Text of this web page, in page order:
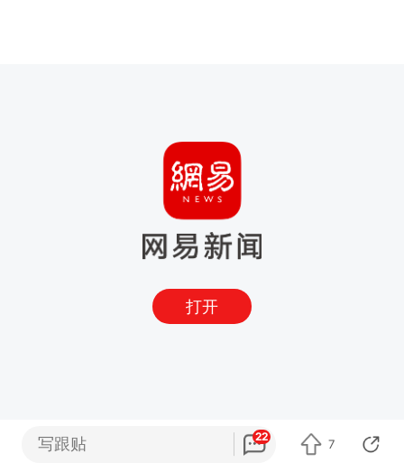
打开
写跟贴 22
7